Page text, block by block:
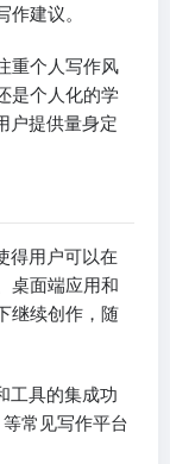
建议。
重个人写作风
是个人化的学
户提供量身定
得用户可以在
桌面端应用和
继续创作，随
工具的集成功
常见写作平台